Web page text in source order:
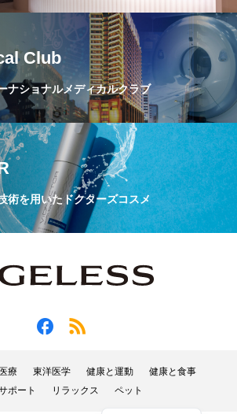
Club
ナショナルメディカルクラブ
術を用いたドクターズコスメ
療 東洋医学 健康と運動
健康と食事
ポート
リラックス ペット